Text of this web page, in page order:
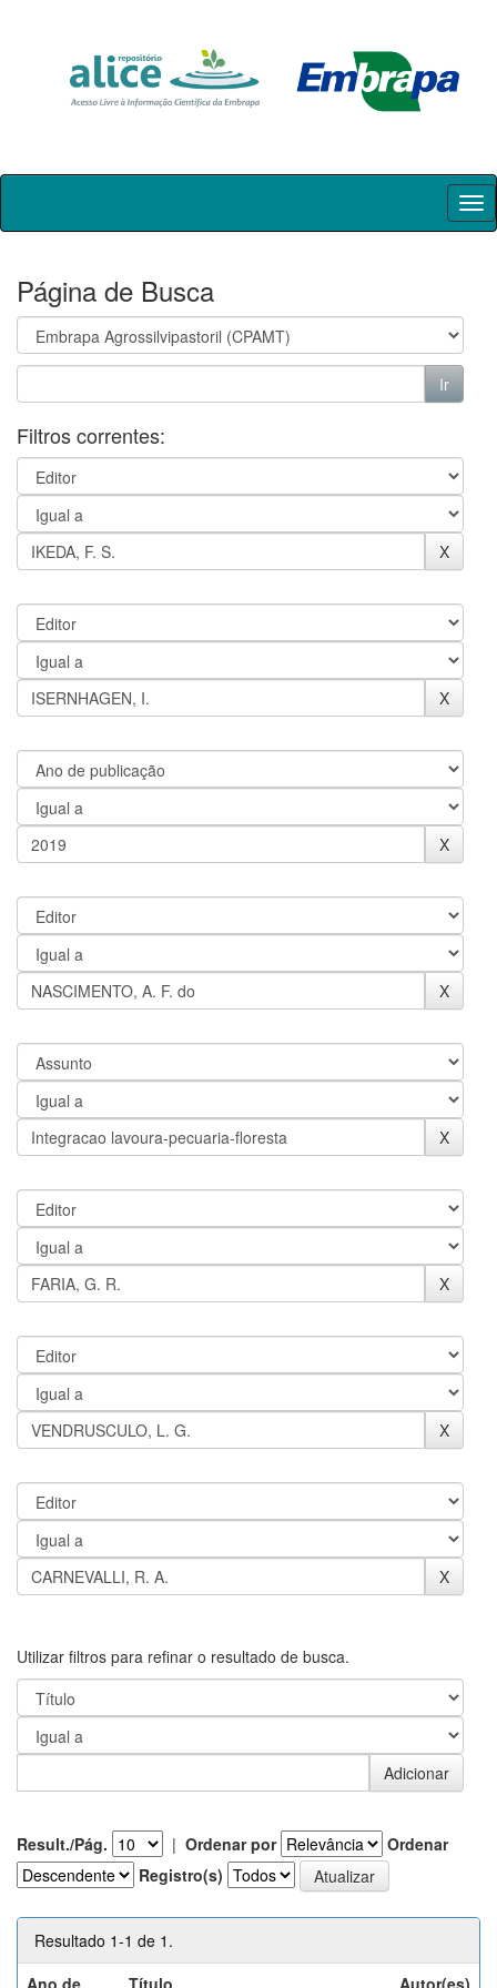
Skip
Página de Busca
Filtros correntes:
Utilizar filtros para refinar o resultado de busca.
Result./Pág. | Ordenar por
Ordenar
Registro(s)
Resultado 1-1 de 1.
Ano de
Título Autor(es)